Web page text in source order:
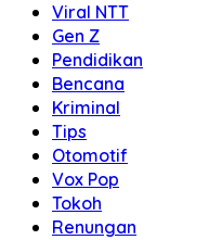
Viral NTT
Gen Z
Pendidikan
Bencana
Kriminal
Tips
Otomotif
Vox Pop
Tokoh
Renungan